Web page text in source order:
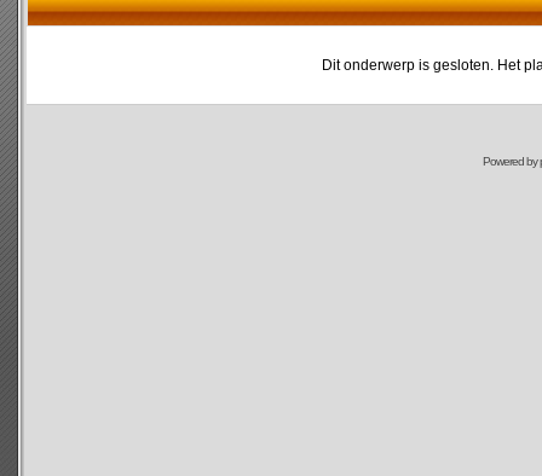
Dit onderwerp is gesloten. Het
Powered by